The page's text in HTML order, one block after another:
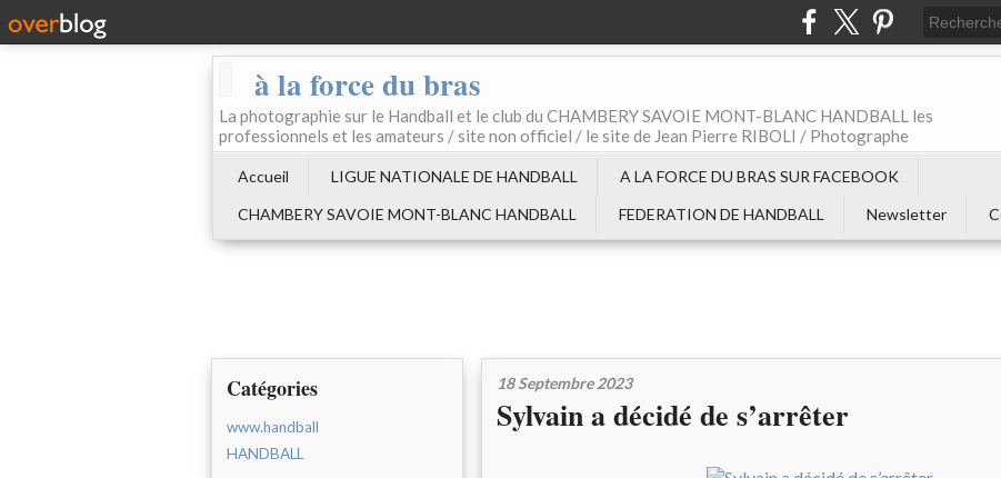
à la force du bras
La photographie sur le Handball et le club du CHAMBERY SAVOIE MONT-BLANC HANDBALL les
professionnels et les amateurs / site non officiel / le site de Jean Pierre RIBOLI / Photographe
Accueil LIGUE NATIONALE DE HANDBALL
A LA FORCE DU BRAS SUR FACEBOOK
CHAMBERY SAVOIE MONT-BLANC HANDBALL
FEDERATION DE HANDBALL Newsletter
Catégories
www.handball
HANDBALL
18 Septembre 2023
Sylvain a décidé de s’arrêter